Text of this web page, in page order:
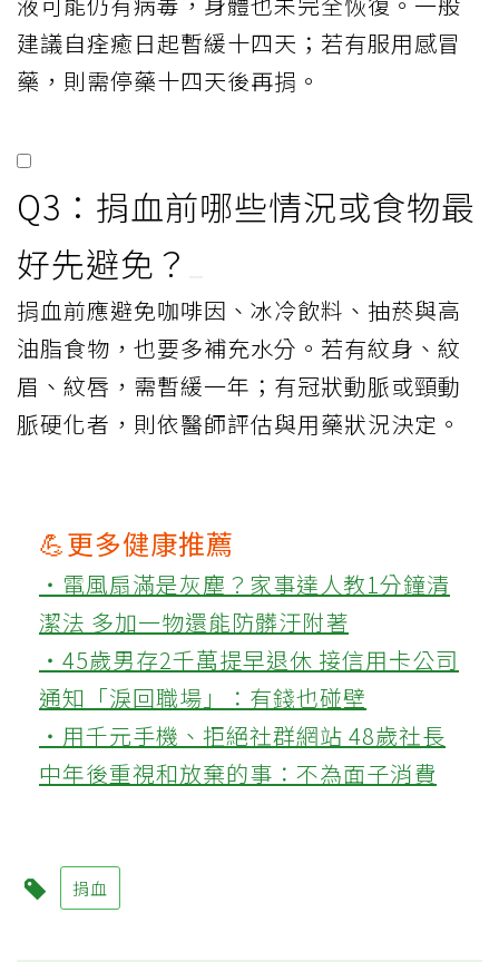
建議自痊癒日起暫緩十四天；若有服用感冒
藥，則需停藥十四天後再捐。
Q3：捐血前哪些情況或食物最
好先避免？
捐血前應避免咖啡因、冰冷飲料、抽菸與高
油脂食物，也要多補充水分。若有紋身、紋
眉、紋唇，需暫緩一年；有冠狀動脈或頸動
脈硬化者，則依醫師評估與用藥狀況決定。
💪更多健康推薦
‧電風扇滿是灰塵？家事達人教1分鐘清
潔法 多加一物還能防髒汙附著
‧45歲男存2千萬提早退休 接信用卡公司
通知「淚回職場」：有錢也碰壁
‧用千元手機、拒絕社群網站 48歲社長
中年後重視和放棄的事：不為面子消費
捐血